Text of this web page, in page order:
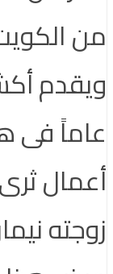
من
عاماً فى
أعمال
زوجته